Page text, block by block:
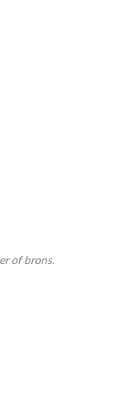
of brons.